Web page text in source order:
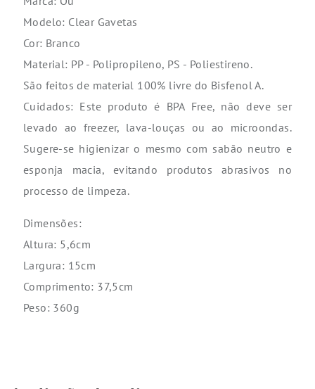
Modelo: Clear Gavetas
Cor: Branco
Material: PP - Polipropileno, PS - Poliestireno.
São feitos de material 100% livre do Bisfenol A.
Cuidados: Este produto é BPA Free, não deve ser
levado ao freezer, lava-louças ou ao microondas.
Sugere-se higienizar o mesmo com sabão neutro e
esponja macia, evitando produtos abrasivos no
processo de limpeza.
Dimensões:
Altura: 5,6cm
Largura: 15cm
Comprimento: 37,5cm
Peso: 360g